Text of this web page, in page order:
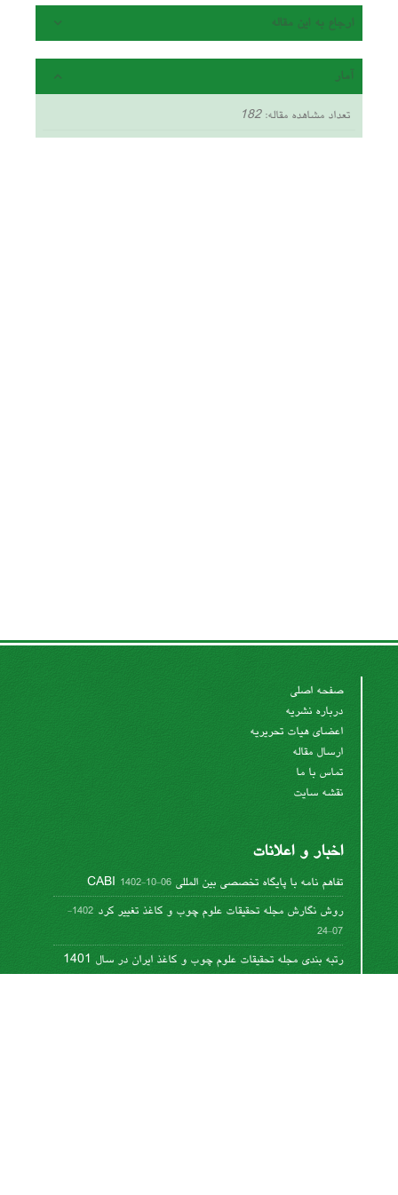
ارجاع به این مقاله
آمار
تعداد مشاهده مقاله:182
صفحه اصلی
درباره نشریه
اعضای هیات تحریریه
ارسال مقاله
تماس با ما
نقشه سایت
اخبار و اعلانات
تفاهم نامه با پایگاه تخصصی بین المللی CABI 1402-10-06
روش نگارش مجله تحقیقات علوم چوب و کاغذ تغییر کرد
1402-
07-24
رتبه بندی مجله تحقیقات علوم چوب و کاغذ ایران در سال 1401